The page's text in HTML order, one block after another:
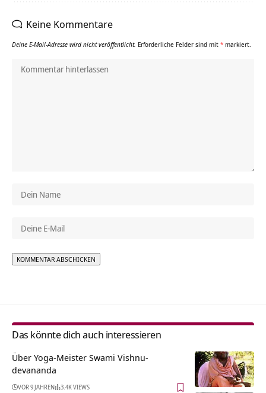
Keine Kommentare
Deine E-Mail-Adresse wird nicht veröffentlicht. Erforderliche Felder sind mit * markiert.
Das könnte dich auch interessieren
Über Yoga-Meister Swami Vishnu-
devananda
VOR 9 JAHREN 3.4K VIEWS